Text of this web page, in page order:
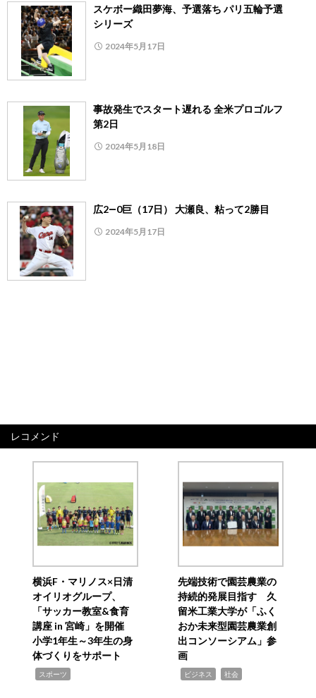
スケボー織田夢海、予選落ち パリ五輪予選
シリーズ
2024年5月17日
事故発生でスタート遅れる 全米プロゴルフ
第2日
2024年5月18日
広2―0巨（17日） 大瀬良、粘って2勝目
2024年5月17日
レコメンド
横浜F・マリノス×日清
オイリオグループ、
「サッカー教室&食育
講座 in 宮崎」を開催
小学1年生～3年生の身
体づくりをサポート
スポーツ
先端技術で園芸農業の
持続的発展目指す 久
留米工業大学が「ふく
おか未来型園芸農業創
出コンソーシアム」参
画
ビジネス 社会